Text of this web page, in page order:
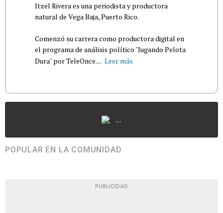
Itzel Rivera es una periodista y productora
natural de Vega Baja, Puerto Rico.
Comenzó su carrera como productora digital en
el programa de análisis político "Jugando Pelota
Dura" por TeleOnce.... Leer más
...
POPULAR EN LA COMUNIDAD
PUBLICIDAD